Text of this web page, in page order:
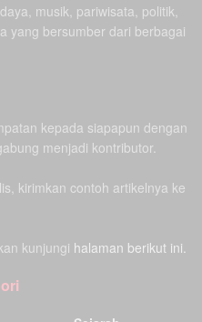
musik, pariwisata, politik,
yang bersumber dari berbagai
kepada siapapun dengan
menjadi kontributor.
kirimkan contoh artikelnya ke
kunjungi halaman berikut ini.